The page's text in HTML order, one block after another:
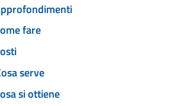
fare
serve
si ottiene